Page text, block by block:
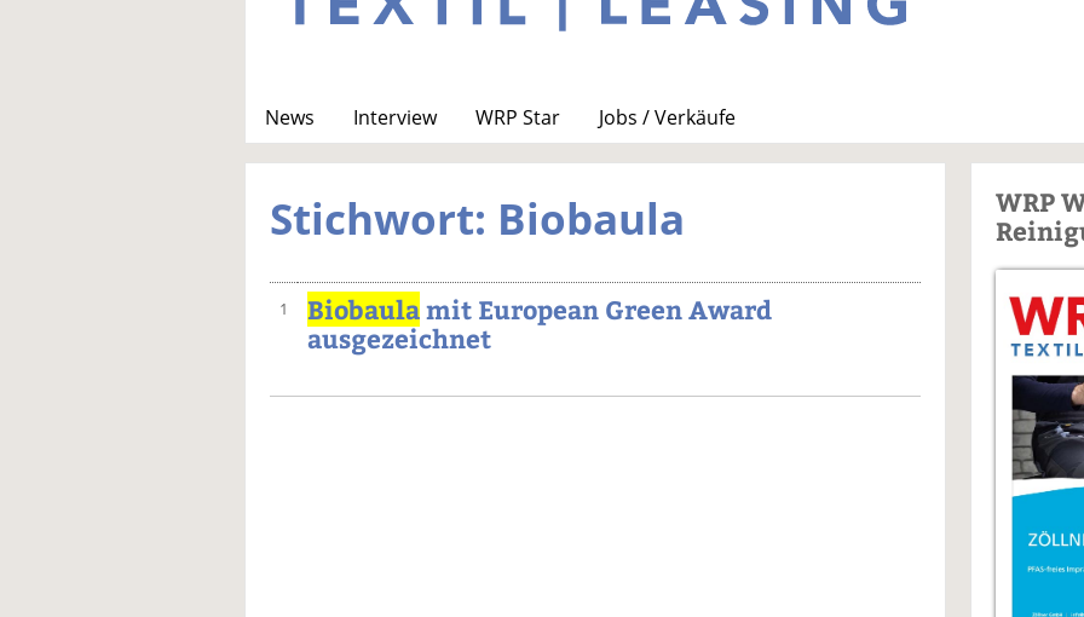
News Interview WRP Star
Jobs / Verkäufe
Stichwort: Biobaula
1 Biobaulamit European Green Award
ausgezeichnet
WRP